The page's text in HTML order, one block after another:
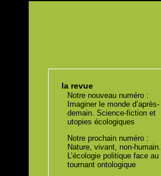
la revue
Notre nouveau numéro :
Imaginer le monde d’après-
demain. Science-fiction et
utopies écologiques
Notre prochain numéro :
Nature, vivant, non-humain.
L’écologie politique face au
tournant ontologique